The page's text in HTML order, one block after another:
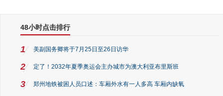
48小时点击排行
1 美副国务卿将于7月25日至26日访华
2 定了！2032年夏季奥运会主办城市为澳大利亚布里斯班
3 郑州地铁被困人员口述：车厢外水有一人多高 车厢内缺氧